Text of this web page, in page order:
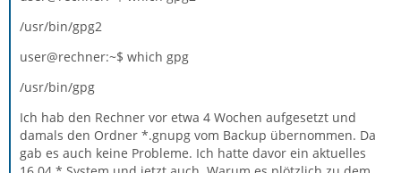
/usr/bin/gpg2
user@rechner:~$ which gpg
/usr/bin/gpg
Ich hab den Rechner vor etwa 4 Wochen aufgesetzt und
damals den Ordner *.gnupg vom Backup übernommen. Da
gab es auch keine Probleme. Ich hatte davor ein aktuelles